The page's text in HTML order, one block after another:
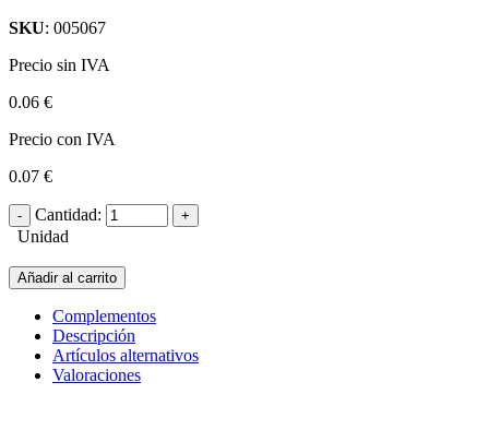
SKU: 005067
Precio sin IVA
0.06 €
Precio con IVA
0.07 €
Cantidad:
Unidad
Añadir al carrito
Complementos
Descripción
Artículos alternativos
Valoraciones